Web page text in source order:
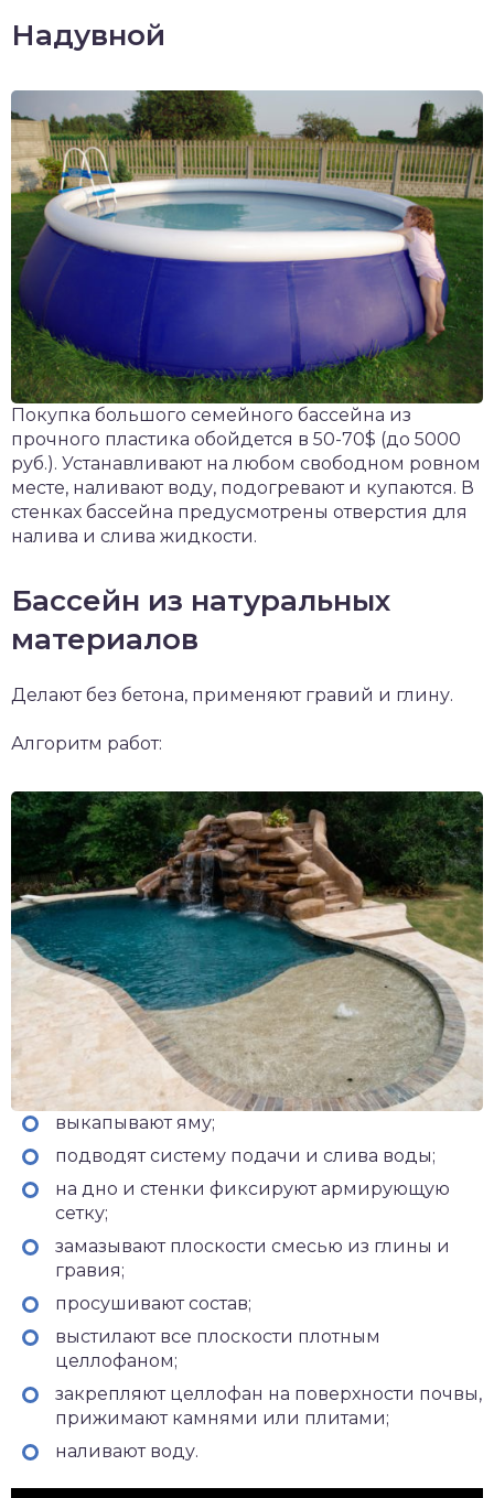
Надувной
Покупка большого семейного бассейна из
прочного пластика обойдется в 50-70$ (до 5000
руб.). Устанавливают на любом свободном ровном
месте, наливают воду, подогревают и купаются. В
стенках бассейна предусмотрены отверстия для
налива и слива жидкости.
Бассейн из натуральных
материалов
Делают без бетона, применяют гравий и глину.
Алгоритм работ:
выкапывают яму;
подводят систему подачи и слива воды;
на дно и стенки фиксируют армирующую
сетку;
замазывают плоскости смесью из глины и
гравия;
просушивают состав;
выстилают все плоскости плотным
целлофаном;
закрепляют целлофан на поверхности почвы,
прижимают камнями или плитами;
наливают воду.